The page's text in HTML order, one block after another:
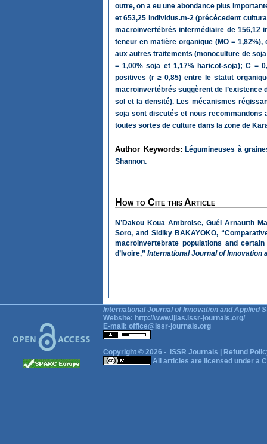
outre, on a eu une abondance plus
et 653,25 individus.m-2 (précécedent
macroinvertébrés intermédiaire de 156,12
teneur en matière organique (MO =
aux autres traitements (monoculture de
= 1,00% soja et 1,17% haricot-soja); C =
positives (r ≥ 0,85) entre le statut
macroinvertébrés suggèrent de l’existence
sol et la densité). Les mécanismes
soja sont discutés et nous recommandons
toutes sortes de culture dans la zone de
Author Keywords: Légumineuses à
Shannon.
How to Cite this Article
N’Dakou Koua Ambroise, Guéi Arnautth
Soro, and Sidiky BAKAYOKO,
macroinvertebrate populations and
d’Ivoire,” International Journal of Innovation
International Journal of Innovation and Applied
Website: http://www.ijias.issr-journals.org/
E-mail: office@issr-journals.org
Copyright © 2026 - ISSR Journals
Refund
All articles are licensed under a